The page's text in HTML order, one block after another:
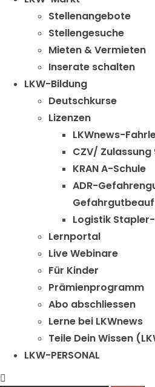
Stellenangebote
Stellengesuche
Mieten & Vermieten
Inserate schalten
LKW-Bildung
Deutschkurse
Lizenzen
LKWnews-
CZV/ Zulassung
KRAN A-Schule
ADR-
Logistik
Lernportal
Live Webinare
Für Kinder
Prämienprogramm
Abo abschliessen
Lerne bei LKWnews
Teile Dein Wissen
LKW-PERSONAL